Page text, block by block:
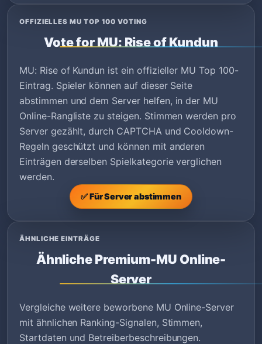
OFFIZIELLES MU TOP 100 VOTING
Vote for MU: Rise of Kundun
MU: Rise of Kundun ist ein offizieller MU Top 100-
Eintrag. Spieler können auf dieser Seite
abstimmen und dem Server helfen, in der MU
Online-Rangliste zu steigen. Stimmen werden pro
Server gezählt, durch CAPTCHA und Cooldown-
Regeln geschützt und können mit anderen
Einträgen derselben Spielkategorie verglichen
werden.
✅ Für Server abstimmen
ÄHNLICHE EINTRÄGE
Ähnliche Premium-MU Online-
Server
Vergleiche weitere beworbene MU Online-Server
mit ähnlichen Ranking-Signalen, Stimmen,
Startdaten und Betreiberbeschreibungen.